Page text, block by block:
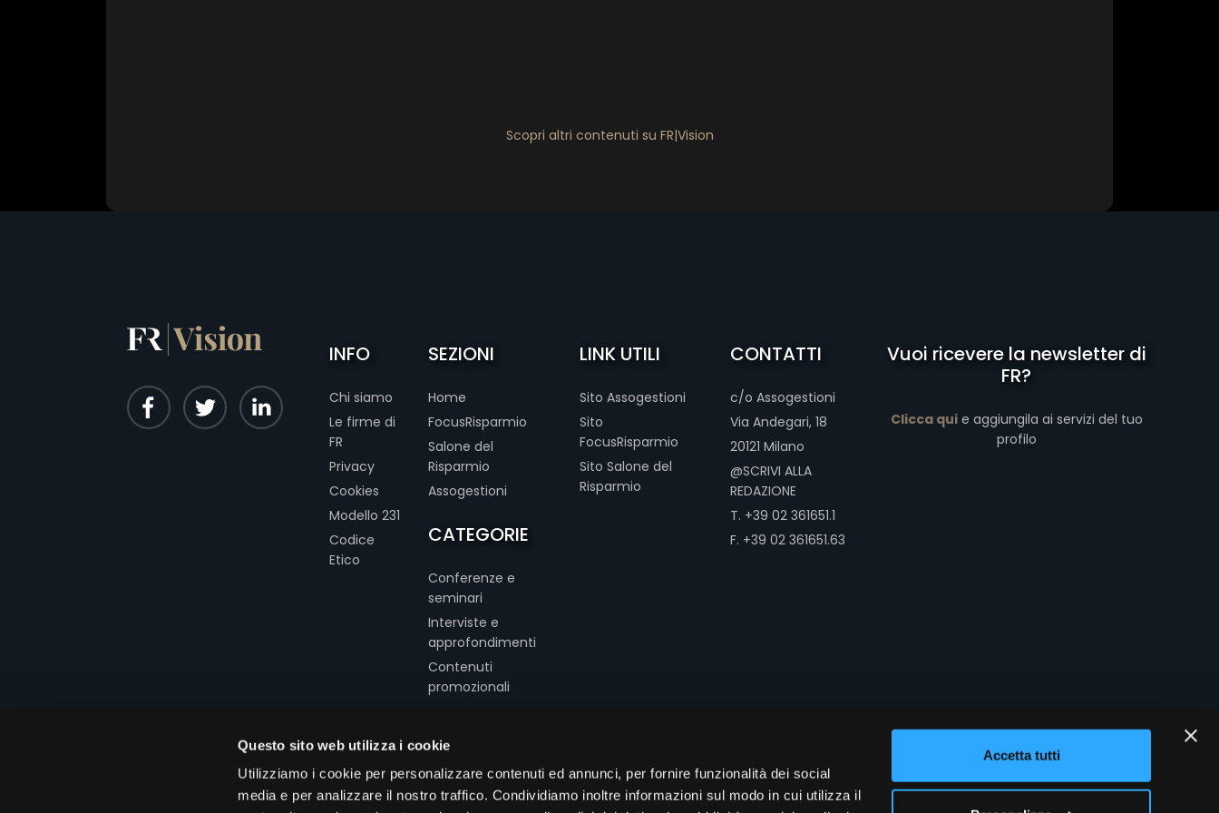
Questo sito web utilizza i cookie
Utilizziamo i cookie per personalizzare contenuti ed annunci, per fornire funzionalità dei social
media e per analizzare il nostro traffico. Condividiamo inoltre informazioni sul modo in cui utilizza il
Accetta tutti
Scopri altri contenuti su FR|Vision
INFO
Chi siamo
Le firme di
FR
Privacy
Cookies
Modello 231
Codice
Etico
SEZIONI
Home
FocusRisparmio
Salone del
Risparmio
Assogestioni
CATEGORIE
Conferenze e
seminari
Interviste e
approfondimenti
Contenuti
promozionali
LINK UTILI
Sito Assogestioni
Sito
FocusRisparmio
Sito Salone del
Risparmio
CONTATTI
c/o Assogestioni
Via Andegari, 18
20121 Milano
@SCRIVI ALLA
REDAZIONE
T. +39 02 361651.1
F. +39 02 361651.63
Vuoi ricevere la newsletter di
FR?
Clicca quie aggiungila ai servizi del tuo
profilo
Copyright © 2026 Assogestioni Servizi Srl - Via Andegari, 18 20121 Milano - CF/P.IVA 13466690156 - Tutti i diritti riservati(2504.V.05.17)